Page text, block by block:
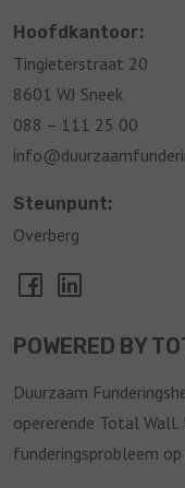
Hoofdkantoor:
Tingieterstraat 20
8601 WJ Sneek
088 – 111 25 00
Steunpunt:
Overberg
POWERED BY
Duurzaam
opererende Total
funderingsprobleem